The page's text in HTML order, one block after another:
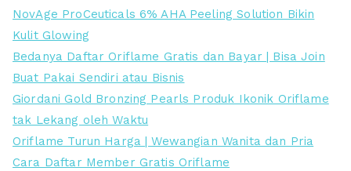
e
r
e
n
d
a
h
e
r
t
i
n
g
g
i
NovAge ProCeuticals 6% AHA Peeling Solution Bikin
Kulit Glowing
Bedanya Daftar Oriflame Gratis dan Bayar | Bisa Join
Buat Pakai Sendiri atau Bisnis
Giordani Gold Bronzing Pearls Produk Ikonik Oriflame
tak Lekang oleh Waktu
Oriflame Turun Harga | Wewangian Wanita dan Pria
Cara Daftar Member Gratis Oriflame